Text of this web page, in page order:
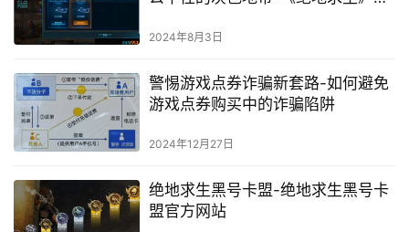
《绝地求生枫叶卡盟》玩家必备攻略：解锁游戏新体验
阐述枫叶卡盟提供的游戏道具和装备种类。详细介绍如何通过枫叶
略。三、团队协作 在《绝地求生枫叶卡盟》中。
游戏攻略 2024年4月25日
揭秘《绝地求生》数据卡盟：游戏
家必知：数据卡盟背后的作弊与反
作弊策略
2024年8月3日